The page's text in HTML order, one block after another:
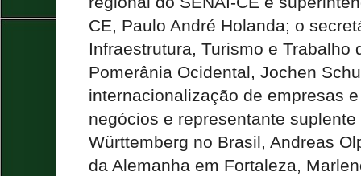
CE, Paulo André Holanda; o
Infraestrutura, Turismo e Trabalho
Pomerânia Ocidental, Jochen
internacionalização de empresas
negócios e representante
Württemberg no Brasil, Andreas
da Alemanha em Fortaleza,